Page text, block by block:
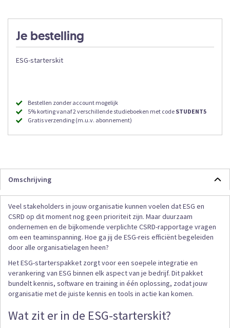
Je bestelling
ESG-starterskit
Bestellen zonder account mogelijk
5% korting vanaf 2 verschillende studieboeken met code STUDENT5
Gratis verzending (m.u.v. abonnement)
Omschrijving
Veel stakeholders in jouw organisatie kunnen voelen dat ESG en
CSRD op dit moment nog geen prioriteit zijn. Maar duurzaam
ondernemen en de bijkomende verplichte CSRD-rapportage vragen
om een teaminspanning. Hoe ga jij de ESG-reis efficiënt begeleiden
door alle organisatielagen heen?
Het ESG-starterspakket zorgt voor een soepele integratie en
verankering van ESG binnen elk aspect van je bedrijf. Dit pakket
bundelt kennis, software en training in één oplossing, zodat jouw
organisatie met de juiste kennis en tools in actie kan komen.
Wat zit er in de ESG-starterskit?